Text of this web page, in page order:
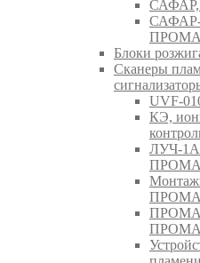
САФАР,
САФАР-
ПРОМА
Блоки
Сканеры
UVF-
КЭ,
ЛУЧ-
ПРОМА
ПРОМА
ПРОМА-
ПРОМА